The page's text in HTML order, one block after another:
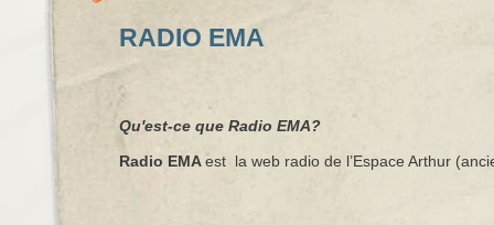
RADIO EMA
Qu'est-ce que Radio EMA?
Radio EMAest la web radio de l’Espace Arthur